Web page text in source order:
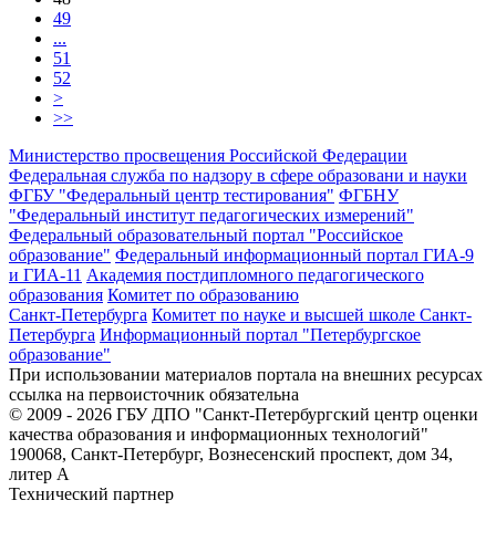
49
...
51
52
>
>>
Министерство просвещения Российской Федерации
Федеральная служба по надзору в сфере образовани и науки
ФГБУ "Федеральный центр тестирования" ФГБНУ
"Федеральный институт педагогических измерений"
Федеральный образовательный портал "Российское
образование" Федеральный информационный портал ГИА-9
и ГИА-11 Академия постдипломного педагогического
образования Комитет по образованию
Санкт-Петербурга Комитет по науке и высшей школе Санкт-
Петербурга Информационный портал "Петербургское
образование"
При использовании материалов портала на внешних ресурсах
ссылка на первоисточник обязательна
© 2009 - 2026 ГБУ ДПО "Санкт-Петербургский центр оценки
качества образования и информационных технологий"
190068, Санкт-Петербург, Вознесенский проспект, дом 34,
литер А
Технический партнер